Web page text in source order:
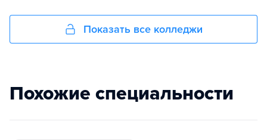
Показать все колледжи
Похожие специальности